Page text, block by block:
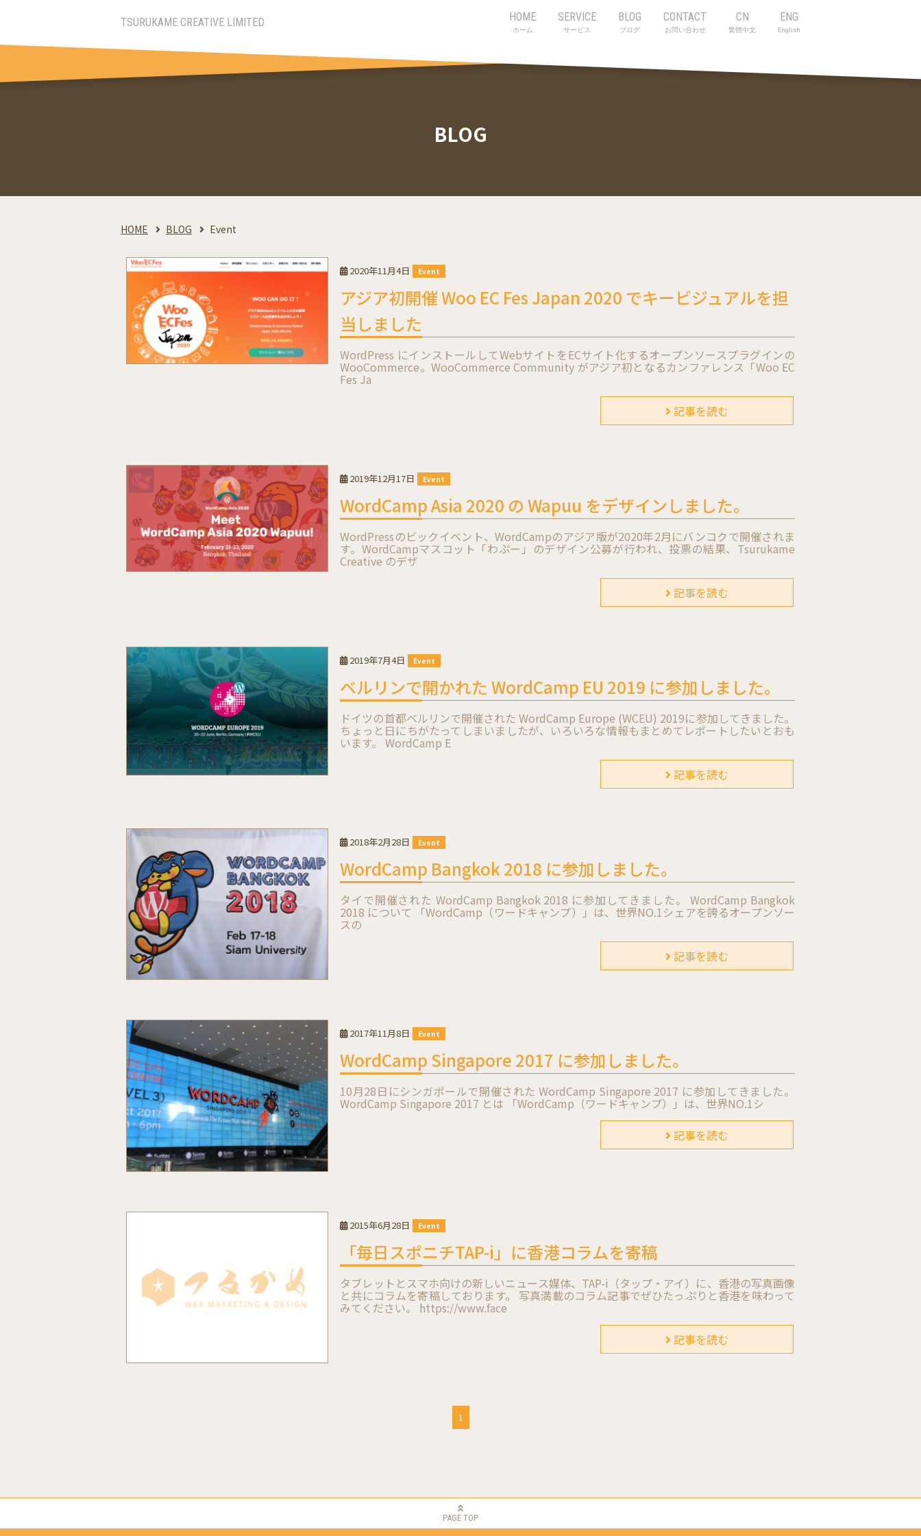
TSURUKAME CREATIVE LIMITED HOME
ホーム
SERVICE
サービス
BLOG
ブログ
CONTACT
お問い合わせ
CN
繁體中文
ENG
English
BLOG
HOME BLOG Event
2020年11月4日 Event
アジア初開催 Woo EC Fes Japan 2020 でキービジュアルを担
当しました
WordPress にインストールしてWebサイトをECサイト化するオープンソースプラグインの
WooCommerce。WooCommerce Community がアジア初となるカンファレンス「Woo EC
Fes Ja
記事を読む
2019年12月17日 Event
WordCamp Asia 2020 の Wapuu をデザインしました。
WordPressのビックイベント、WordCampのアジア版が2020年2月にバンコクで開催されま
す。WordCampマスコット「わぷー」のデザイン公募が行われ、投票の結果、Tsurukame
Creative のデザ
記事を読む
2019年7月4日 Event
ベルリンで開かれた WordCamp EU 2019 に参加しました。
ドイツの首都ベルリンで開催された WordCamp Europe (WCEU) 2019に参加してきました。
ちょっと日にちがたってしまいましたが、いろいろな情報もまとめてレポートしたいとおも
います。 WordCamp E
記事を読む
2018年2月28日 Event
WordCamp Bangkok 2018 に参加しました。
タイで開催された WordCamp Bangkok 2018 に参加してきました。 WordCamp Bangkok
2018 について 「WordCamp（ワードキャンプ）」は、世界NO.1シェアを誇るオープンソー
スの
記事を読む
2017年11月8日 Event
WordCamp Singapore 2017 に参加しました。
10月28日にシンガポールで開催された WordCamp Singapore 2017 に参加してきました。
WordCamp Singapore 2017 とは 「WordCamp（ワードキャンプ）」は、世界NO.1シ
記事を読む
2015年6月28日 Event
「毎日スポニチTAP-i」に香港コラムを寄稿
タブレットとスマホ向けの新しいニュース媒体、TAP-i（タップ・アイ）に、香港の写真画像
と共にコラムを寄稿しております。 写真満載のコラム記事でぜひたっぷりと香港を味わって
みてください。 https://www.face
記事を読む
1
PAGE TOP